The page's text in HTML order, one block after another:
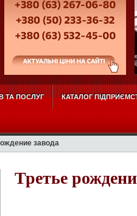
ТА ПОСЛУГ КАТАЛОГ
завода
Третье